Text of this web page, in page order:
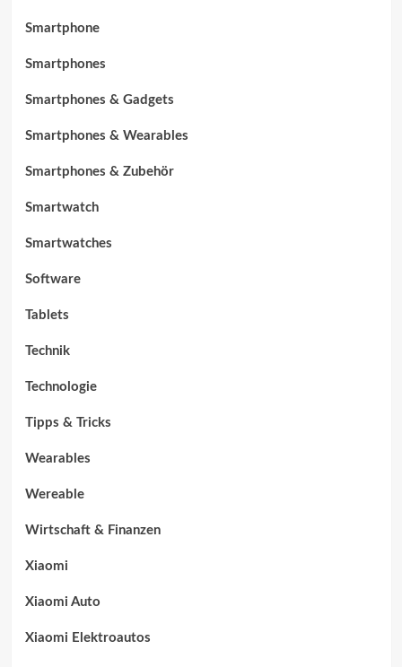
Smartphone
Smartphones
Smartphones & Gadgets
Smartphones & Wearables
Smartphones & Zubehör
Smartwatch
Smartwatches
Software
Tablets
Technik
Technologie
Tipps & Tricks
Wearables
Wereable
Wirtschaft & Finanzen
Xiaomi
Xiaomi Auto
Xiaomi Elektroautos